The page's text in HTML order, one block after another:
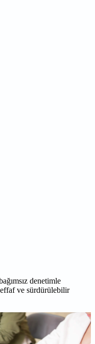
denetimle
ve sürdürülebilir